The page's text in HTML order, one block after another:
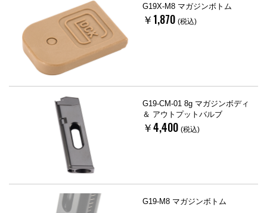
G19X-M8 マガジンボトム
￥1,870 (税込)
G19-CM-01 8g マガジンボディ
＆ アウトプットバルブ
￥4,400 (税込)
G19-M8 マガジンボトム